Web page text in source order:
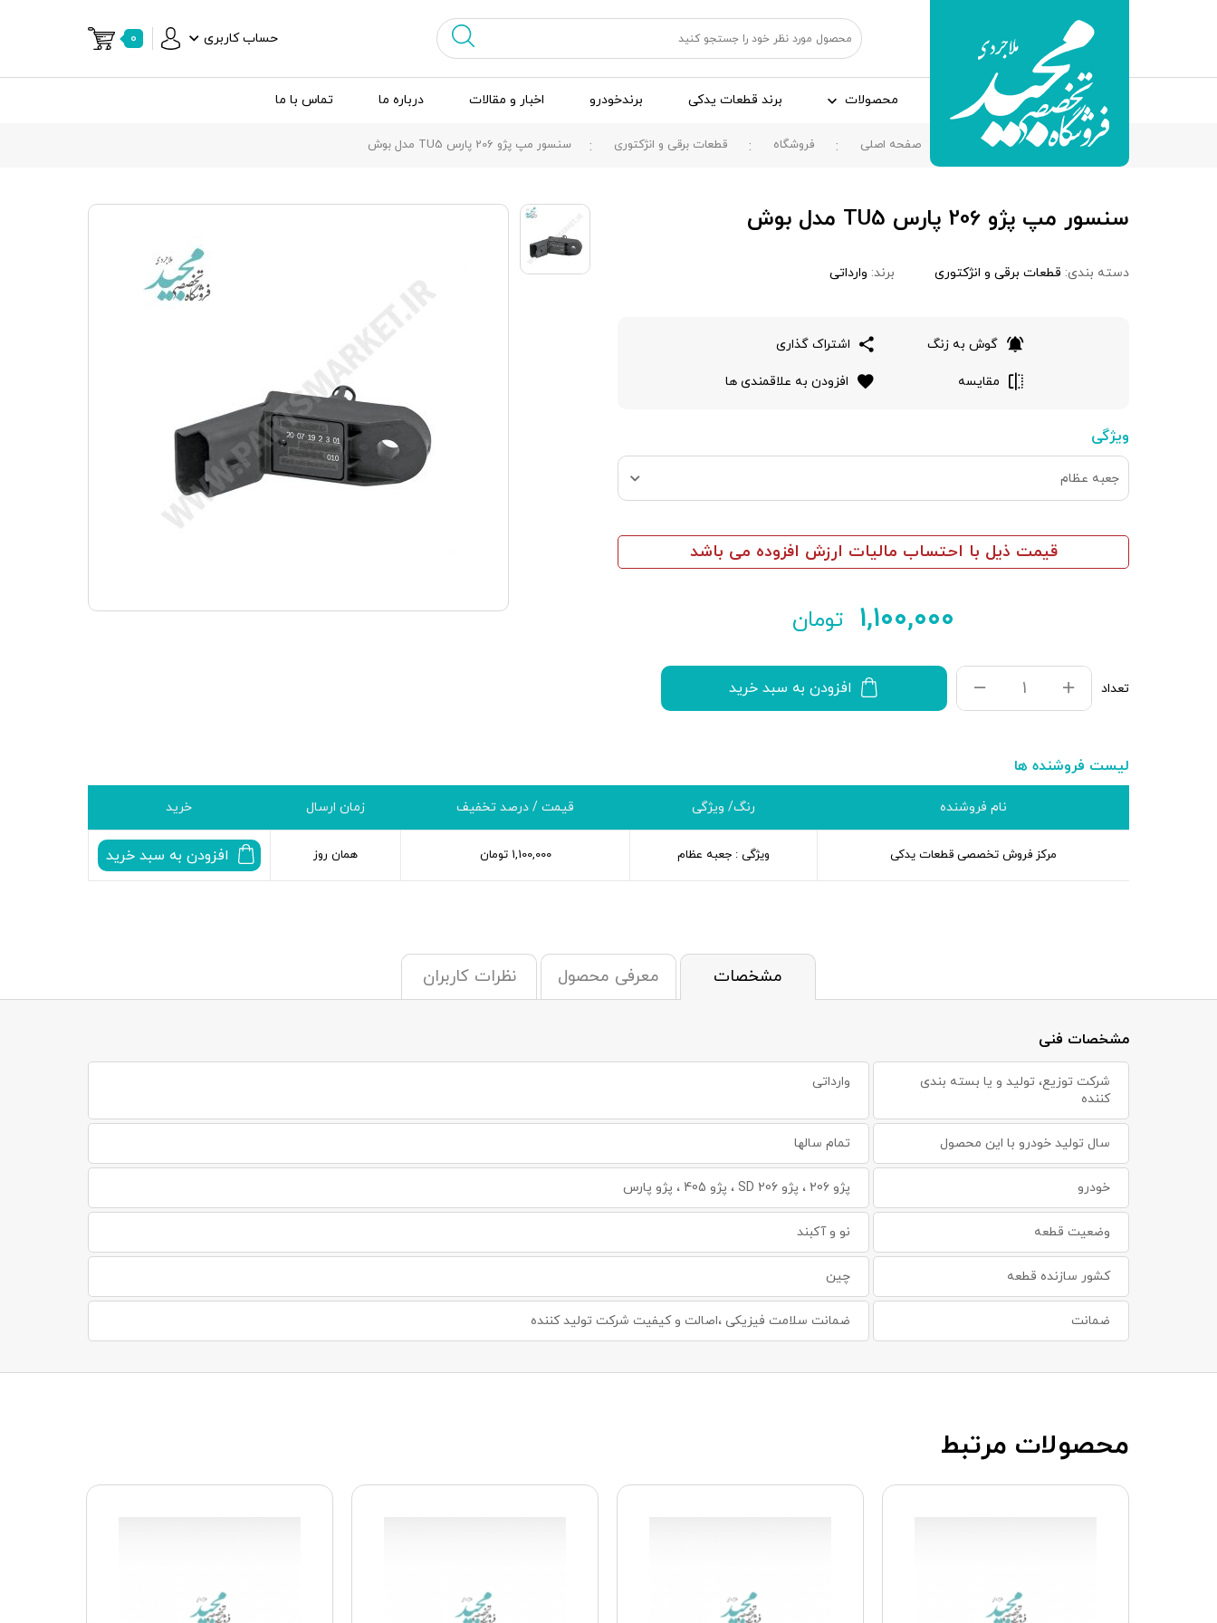
حساب کاربری ۰
محصولات برند قطعات یدکی برندخودرو اخبار و مقالات درباره ما تماس با ما
صفحه اصلی فروشگاه قطعات برقی و انژکتوری سنسور مپ پژو 206 پارس TU5 مدل بوش
سنسور مپ پژو 206 پارس TU5 مدل بوش
دسته بندی: قطعات برقی و انژکتوری برند: وارداتی
گوش به زنگ اشتراک گذاری
مقایسه افزودن به علاقمندی ها
ویژگی
جعبه عظام
قیمت ذیل با احتساب مالیات ارزش افزوده می باشد
۱,۱۰۰,۰۰۰ تومان
تعداد افزودن به سبد خرید
لیست فروشنده ها
نام فروشنده رنگ/ ویژگی قیمت / درصد تخفیف زمان ارسال خرید
مرکز فروش تخصصی قطعات یدکی ویژگی : جعبه عظام 1,100,000 تومان همان روز افزودن به سبد خرید
مشخصات معرفی محصول نظرات کاربران
مشخصات فنی
شرکت توزیع، تولید و یا بسته بندی
کننده
وارداتی
سال تولید خودرو با این محصول تمام سالها
خودرو پژو 206 ، پژو 206 SD ، پژو 405 ، پژو پارس
وضعیت قطعه نو و آکبند
کشور سازنده قطعه چین
ضمانت ضمانت سلامت فیزیکی ،اصالت و کیفیت شرکت تولید کننده
محصولات مرتبط